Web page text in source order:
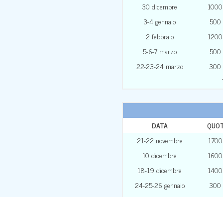
30 dicembre
3-4 gennaio
500
2 febbraio
5-6-7 marzo
500
22-23-24 marzo
300
DATA
21-22 novembre
10 dicembre
18-19 dicembre
24-25-26 gennaio
300